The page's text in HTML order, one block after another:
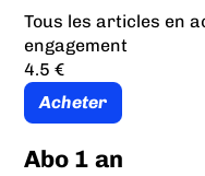
Tous les articles en
engagement
4.5 €
Acheter
Abo 1 an